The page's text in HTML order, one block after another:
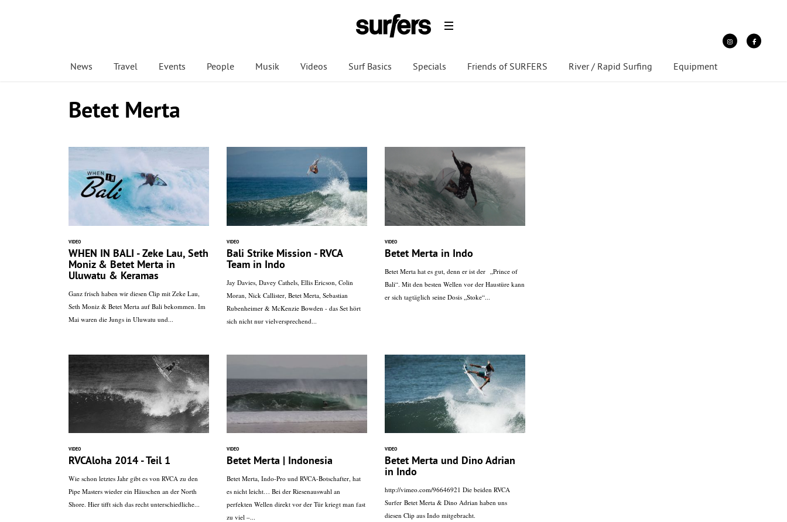
News Travel Events People Musik Videos Surf Basics Specials Friends of SURFERS River / Rapid Surfing Equipment
Betet Merta
VIDEO
WHEN IN BALI - Zeke Lau, Seth
Moniz & Betet Merta in
Uluwatu & Keramas
Ganz frisch haben wir diesen Clip mit Zeke Lau,
Seth Moniz & Betet Merta auf Bali bekommen. Im
Mai waren die Jungs in Uluwatu und...
VIDEO
Bali Strike Mission - RVCA
Team in Indo
Jay Davies, Davey Cathels, Ellis Ericson, Colin
Moran, Nick Callister, Betet Merta, Sebastian
Rubenheimer & McKenzie Bowden - das Set hört
sich nicht nur vielversprechend...
VIDEO
Betet Merta in Indo
Betet Merta hat es gut, denn er ist der „Prince of
Bali“. Mit den besten Wellen vor der Haustüre kann
er sich tagtäglich seine Dosis „Stoke“...
VIDEO
RVCAloha 2014 - Teil 1
Wie schon letztes Jahr gibt es von RVCA zu den
Pipe Masters wieder ein Häuschen an der North
Shore. Hier tifft sich das recht unterschiedliche...
VIDEO
Betet Merta | Indonesia
Betet Merta, Indo-Pro und RVCA-Botschafter, hat
es nicht leicht… Bei der Riesenauswahl an
perfekten Wellen direkt vor der Tür kriegt man fast
zu viel –...
VIDEO
Betet Merta und Dino Adrian
in Indo
http://vimeo.com/96646921 Die beiden RVCA
Surfer Betet Merta & Dino Adrian haben uns
diesen Clip aus Indo mitgebracht.